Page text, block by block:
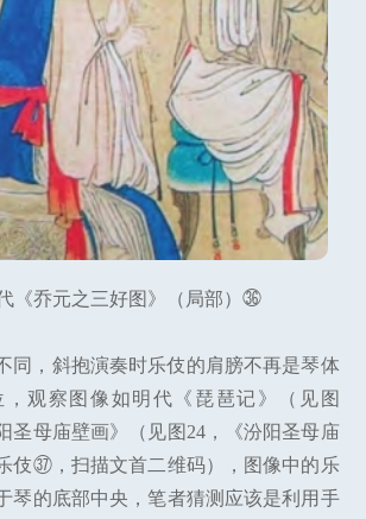
《乔元之三好图》（局部）㊱
同，斜抱演奏时乐伎的肩膀不再是琴体
观察图像如明代《琵琶记》（见图
圣母庙壁画》（见图24，《汾阳圣母庙
伎㊲，扫描文首二维码），图像中的乐
琴的底部中央，笔者猜测应该是利用手